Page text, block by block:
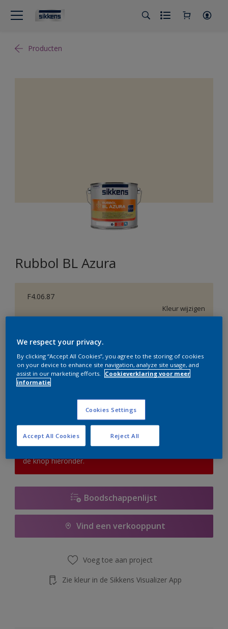
Producten
Rubbol BL Azura
F4.06.87
Kleur wijzigen
1 L 2,5 L
Aantal
Bereken
Op dit moment is het niet mogelijk dit product online
de knop hieronder.
Boodschappenlijst
Vind een verkooppunt
Voeg toe aan project
Zie kleur in de Sikkens Visualizer App
We respect your privacy.
By clicking “Accept All Cookies”, you agree to the storing of cookies
on your device to enhance site navigation, analyze site usage, and
assist in our marketing efforts.
Cookieverklaring voor meer
informatie
Cookies Settings
Reject All
Accept All Cookies